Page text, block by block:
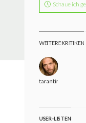
Schaue ich
WEITERE KRITIKEN
tarantino
USER-LISTEN